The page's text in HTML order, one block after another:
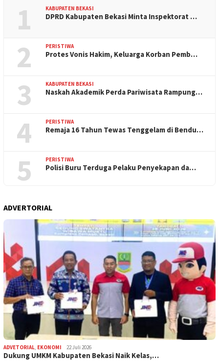
1 KABUPATEN BEKASI
DPRD Kabupaten Bekasi Minta Inspektorat …
2 PERISTIWA
Protes Vonis Hakim, Keluarga Korban Pemb…
3 KABUPATEN BEKASI
Naskah Akademik Perda Pariwisata Rampung…
4 PERISTIWA
Remaja 16 Tahun Tewas Tenggelam di Bendu…
5 PERISTIWA
Polisi Buru Terduga Pelaku Penyekapan da…
ADVERTORIAL
ADVETORIAL, EKONOMI 22 Juli 2026
Dukung UMKM Kabupaten Bekasi Naik Kelas,…